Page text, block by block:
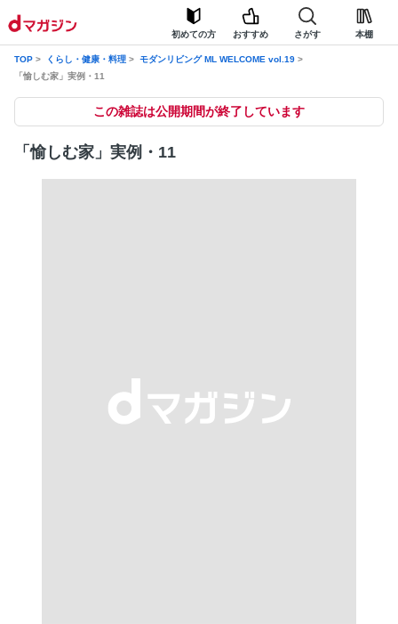
初めての方 おすすめ さがす 本棚
TOP くらし・健康・料理
モダンリビング ML WELCOME vol.19
「愉しむ家」実例・11
この雑誌は公開期間が終了しています
「愉しむ家」実例・11